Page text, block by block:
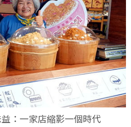
：一家店縮影一個時代